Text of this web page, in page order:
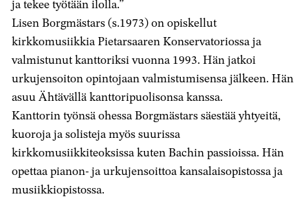
ja tekee työtään ilolla.”
Lisen Borgmästars (s.1973) on opiskellut
kirkkomusiikkia Pietarsaaren Konservatoriossa ja
valmistunut kanttoriksi vuonna 1993. Hän jatkoi
urkujensoiton opintojaan valmistumisensa jälkeen. Hän
asuu Ähtävällä kanttoripuolisonsa kanssa.
Kanttorin työnsä ohessa Borgmästars säestää yhtyeitä,
kuoroja ja solisteja myös suurissa
kirkkomusiikkiteoksissa kuten Bachin passioissa. Hän
opettaa pianon- ja urkujensoittoa kansalaisopistossa ja
musiikkiopistossa.